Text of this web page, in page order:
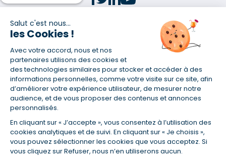
Salut c'est nous...
les Cookies !
Avec votre accord, nous et nos
partenaires utilisons des cookies et
des technologies similaires pour stocker et accéder à des
informations personnelles, comme votre visite sur ce site, afin
d’améliorer votre expérience utilisateur, de mesurer notre
audience, et de vous proposer des contenus et annonces
personnalisés.
En cliquant sur « J’accepte », vous consentez à l’utilisation des
cookies analytiques et de suivi. En cliquant sur « Je choisis »,
vous pouvez sélectionner les cookies que vous acceptez. Si
vous cliquez sur Refuser, nous n’en utiliserons aucun.
(1) Taux fixe national hors assurance et selon votre profil
(2) Économie de 65 % pour l'assurance d'un prêt amortissable de 330
457,23 € à 0,90 % sur 19,5 ans, accordé à un salarié non cadre assuré à
100 % (décès, PTIA, IPP, ITT, IPP) âgé de 36 ans fumeur et une personne
salariée non cadre assurée à 100 % (décès, PTIA, IPP, ITT, IPP) âgée de 35
ans et non-fumeur, tous deux sans risque médical connu. Au
14/07/2019, coût de l'assurance proposée par la banque 179,08 €/mois
en moyenne contre 64,60 €/mois en moyenne au 14/07/2022 avec
Empruntis.com (TAEA : 0,44 %, coût total de l'assurance : 15 117,65 €).
(3) Taux minimum pour un crédit consommation d'un montant fixé entre
5 000 et 20 000 euros, selon profil et durée.
(4) La diminution du montant des mensualités entraîne l'allongement
de la durée de remboursement ainsi que la hausse du coût total du